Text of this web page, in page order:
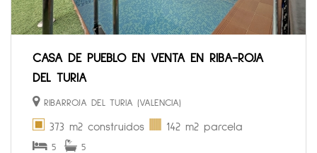
CASA DE PUEBLO EN VENTA EN RIBA-ROJA
DEL TURIA
RIBARROJA DEL TURIA (VALENCIA)
373 m2 construidos 142 m2 parcela
5 5